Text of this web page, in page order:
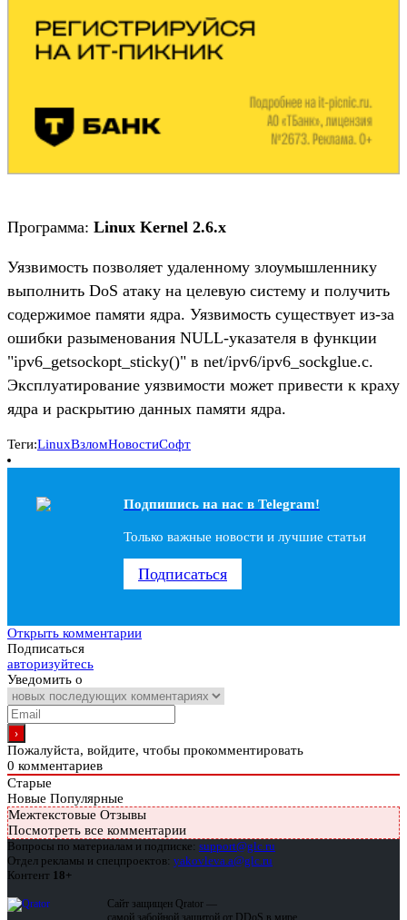
Программа: Linux Kernel 2.6.x
Уязвимость позволяет удаленному злоумышленнику
выполнить DoS атаку на целевую систему и получить
содержимое памяти ядра. Уязвимость существует из-за
ошибки разыменования NULL-указателя в функции
"ipv6_getsockopt_sticky()" в net/ipv6/ipv6_sockglue.c.
Эксплуатирование уязвимости может привести к краху
ядра и раскрытию данных памяти ядра.
Теги:LinuxВзломНовостиСофт
Подпишись на наc в Telegram!
Только важные новости и лучшие статьи
Подписаться
Открыть комментарии
Подписаться
авторизуйтесь
Уведомить о
Пожалуйста, войдите, чтобы прокомментировать
0 комментариев
Старые
Новые Популярные
Межтекстовые Отзывы
Посмотреть все комментарии
Вопросы по материалам и подписке: support@glc.ru
Отдел рекламы и спецпроектов: yakovleva.a@glc.ru
Контент 18+
Сайт защищен Qrator —